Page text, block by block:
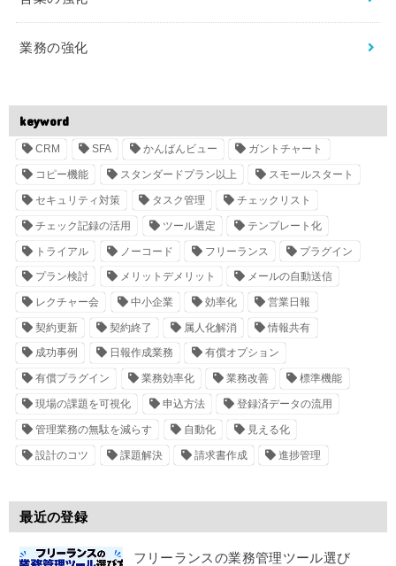
業務の強化
keyword
CRM SFA かんばんビュー ガントチャート
コピー機能 スタンダードプラン以上 スモールスタート
セキュリティ対策 タスク管理 チェックリスト
チェック記録の活用 ツール選定 テンプレート化
トライアル ノーコード フリーランス プラグイン
プラン検討 メリットデメリット メールの自動送信
レクチャー会 中小企業 効率化 営業日報
契約更新 契約終了 属人化解消 情報共有
成功事例 日報作成業務 有償オプション
有償プラグイン 業務効率化 業務改善 標準機能
現場の課題を可視化 申込方法 登録済データの流用
管理業務の無駄を減らす 自動化 見える化
設計のコツ 課題解決 請求書作成 進捗管理
最近の登録
フリーランスの業務管理ツール選び